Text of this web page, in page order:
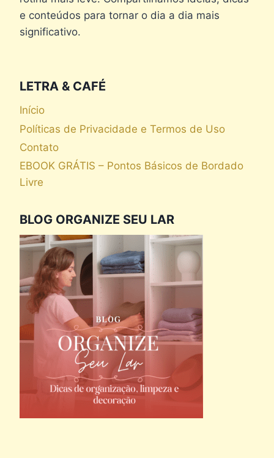
e conteúdos para tornar o dia a dia mais
significativo.
LETRA & CAFÉ
Início
Políticas de Privacidade e Termos de Uso
Contato
EBOOK GRÁTIS – Pontos Básicos de Bordado
Livre
BLOG ORGANIZE SEU LAR